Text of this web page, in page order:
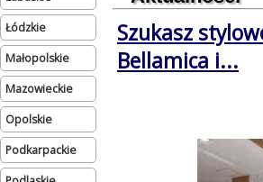
łódzkie
małopolskie
mazowieckie
opolskie
podkarpackie
Szukasz
Bellamica i...